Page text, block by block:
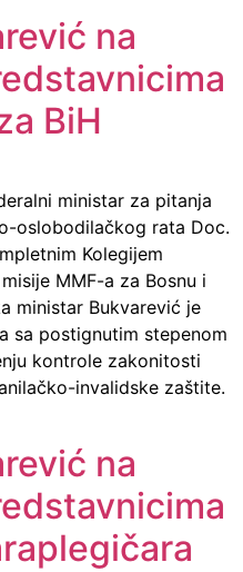
na
BiH
ministar za pitanja
oslobodilačkog rata Doc.
Kolegijem
MMF-a za Bosnu i
ministar Bukvarević je
sa postignutim stepenom
kontrole zakonitosti
invalidske zaštite.
na